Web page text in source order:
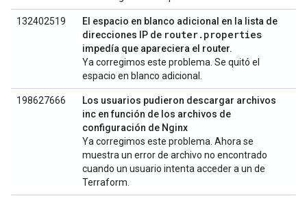
132402519
El espacio en blanco adicional en la lista de
direcciones IP de router.properties
impedía que apareciera el router.
Ya corregimos este problema. Se quitó el
espacio en blanco adicional.
198627666
Los usuarios pudieron descargar archivos
inc en función de los archivos de
configuración de Nginx
Ya corregimos este problema. Ahora se
muestra un error de archivo no encontrado
cuando un usuario intenta acceder a un de
Terraform.